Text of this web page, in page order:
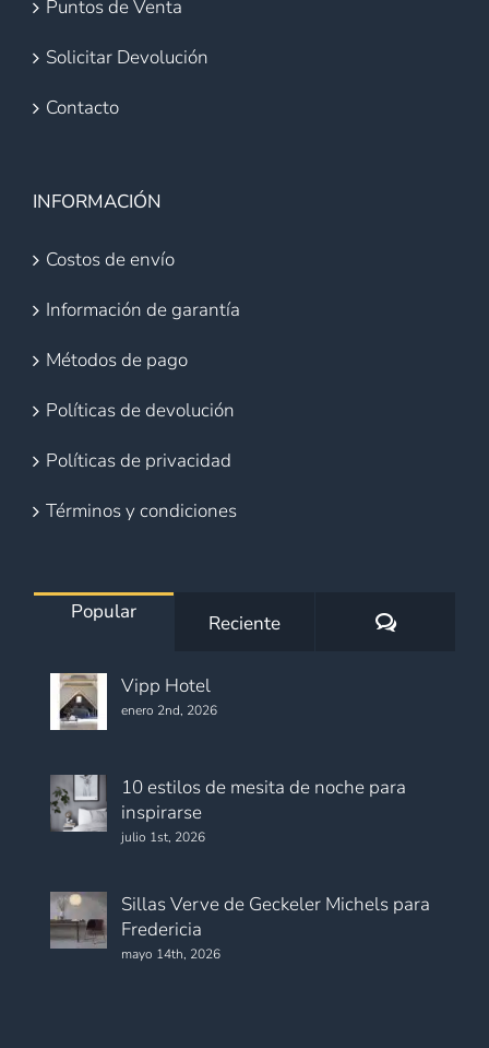
Puntos de Venta
Solicitar Devolución
Contacto
INFORMACIÓN
Costos de envío
Información de garantía
Métodos de pago
Políticas de devolución
Políticas de privacidad
Términos y condiciones
Popular Reciente
Vipp Hotel
enero 2nd, 2026
10 estilos de mesita de noche para
inspirarse
julio 1st, 2026
Sillas Verve de Geckeler Michels para
Fredericia
mayo 14th, 2026